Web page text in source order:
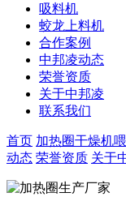
吸料机
蛟龙上料机
合作案例
中邦凌动态
荣誉资质
关于中邦凌
联系我们
首页 加热圈干燥机
动态 荣誉资质 关于